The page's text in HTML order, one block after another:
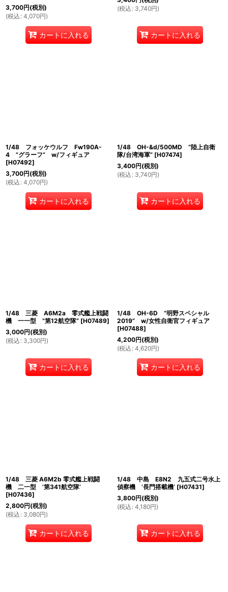
3,700円(税別)
(税込 : 4,070円)
カートに入れる
(税込 : 3,740円)
カートに入れる
1/48 フォッケウルフ Fw190A-
4 ”グラーフ” w/フィギュア
[H07492]
3,700円(税別)
(税込 : 4,070円)
カートに入れる
1/48 OH-&d/500MD ”陸上自衛
隊/台湾海軍” [H07474]
3,400円(税別)
(税込 : 3,740円)
カートに入れる
1/48 三菱 A6M2a 零式艦上戦闘
機 一一型 ”第12航空隊” [H07489]
3,000円(税別)
(税込 : 3,300円)
カートに入れる
1/48 OH-6D ”明野スペシャル
2019” w/女性自衛官フィギュア
[H07488]
4,200円(税別)
(税込 : 4,620円)
カートに入れる
1/48 三菱 A6M2b 零式艦上戦闘
機 二一型 ’第341航空隊’
[H07436]
2,800円(税別)
(税込 : 3,080円)
カートに入れる
1/48 中島 E8N2 九五式二号水上
偵察機 ’長門搭載機’ [H07431]
3,800円(税別)
(税込 : 4,180円)
カートに入れる